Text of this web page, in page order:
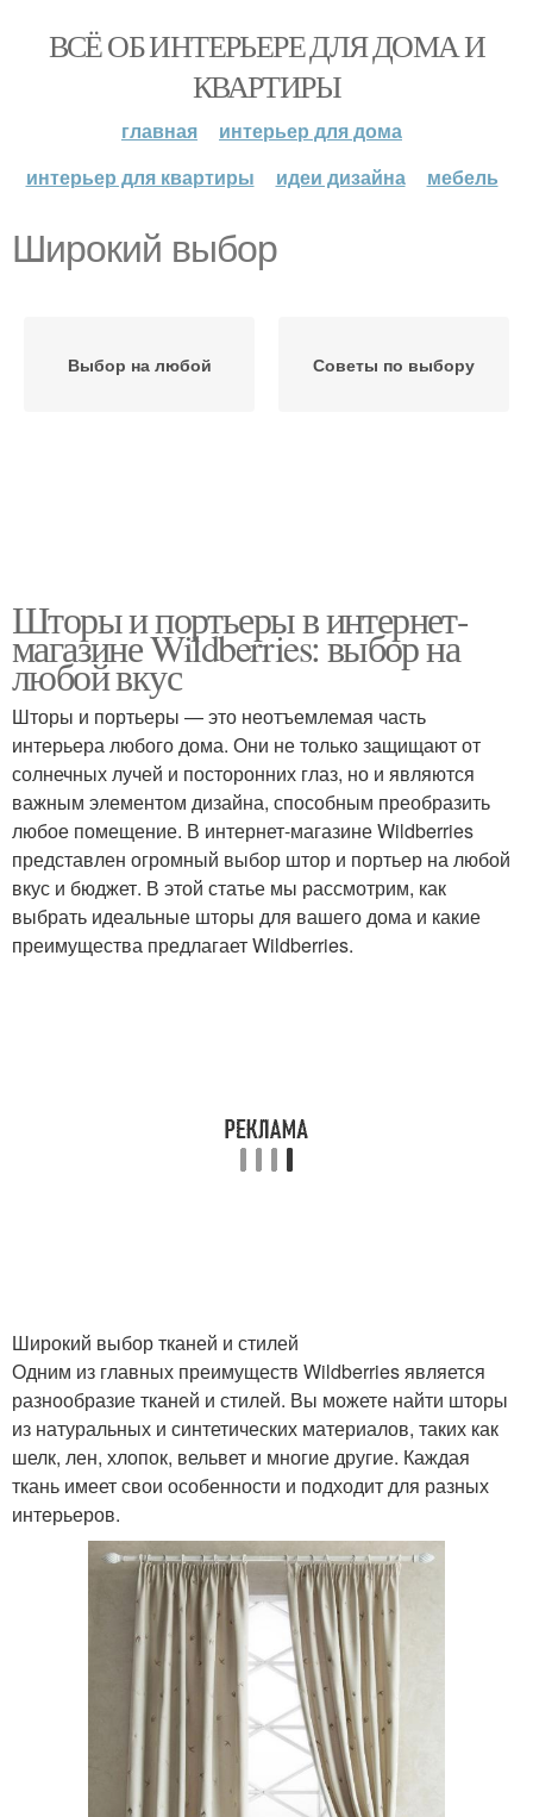
ВСЁ ОБ ИНТЕРЬЕРЕ ДЛЯ ДОМА И
КВАРТИРЫ
главная
интерьер для дома
интерьер для квартиры
идеи дизайна мебель
Широкий выбор
Выбор на любой Советы по выбору
Шторы и портьеры в интернет-
магазине Wildberries: выбор на
любой вкус
Шторы и портьеры — это неотъемлемая часть
интерьера любого дома. Они не только защищают от
солнечных лучей и посторонних глаз, но и являются
важным элементом дизайна, способным преобразить
любое помещение. В интернет-магазине Wildberries
представлен огромный выбор штор и портьер на любой
вкус и бюджет. В этой статье мы рассмотрим, как
выбрать идеальные шторы для вашего дома и какие
преимущества предлагает Wildberries.
Широкий выбор тканей и стилей
Одним из главных преимуществ Wildberries является
разнообразие тканей и стилей. Вы можете найти шторы
из натуральных и синтетических материалов, таких как
шелк, лен, хлопок, вельвет и многие другие. Каждая
ткань имеет свои особенности и подходит для разных
интерьеров.